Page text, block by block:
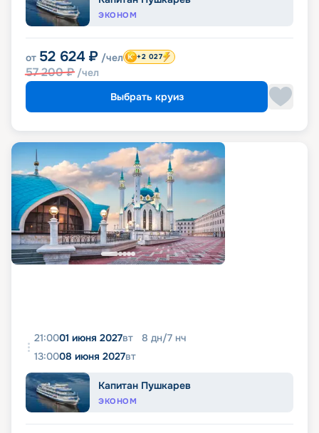
ЭКОНОМ
от 52 624 ₽ /чел
57 200₽ /чел
+2 027
Выбрать круиз
21:0001 июня 2027вт 8 дн/7 нч
13:0008 июня 2027вт
Капитан Пушкарев
ЭКОНОМ